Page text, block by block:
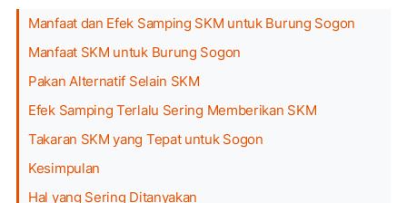
Manfaat dan Efek Samping SKM untuk Burung Sogon
Manfaat SKM untuk Burung Sogon
Pakan Alternatif Selain SKM
Efek Samping Terlalu Sering Memberikan SKM
Takaran SKM yang Tepat untuk Sogon
Kesimpulan
Hal yang Sering Ditanyakan